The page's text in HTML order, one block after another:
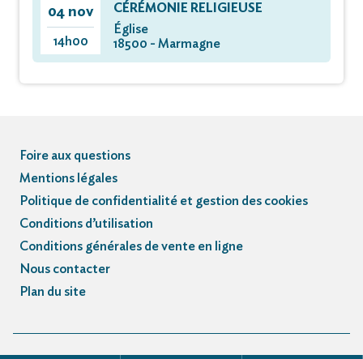
04 nov
14h00
CÉRÉMONIE RELIGIEUSE
Église
18500 - Marmagne
Foire aux questions
Mentions légales
Politique de confidentialité et gestion des cookies
Conditions d’utilisation
Conditions générales de vente en ligne
Nous contacter
Plan du site